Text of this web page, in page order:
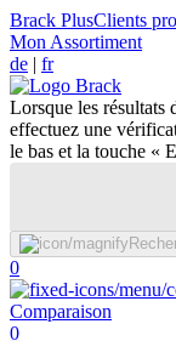
Brack PlusClients
Mon Assortiment
de | fr
Lorsque les résultats
effectuez une
le bas et la touche «
0
Comparaison
0